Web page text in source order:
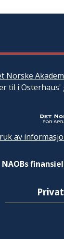
Norske
til i Osterhaus'
av
NAOBs